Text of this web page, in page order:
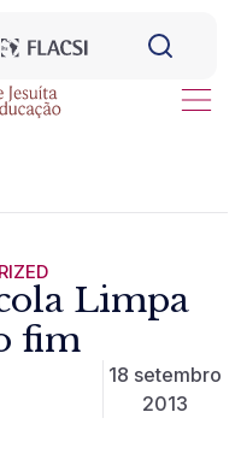
Limpa
fim
18 setembro
2013